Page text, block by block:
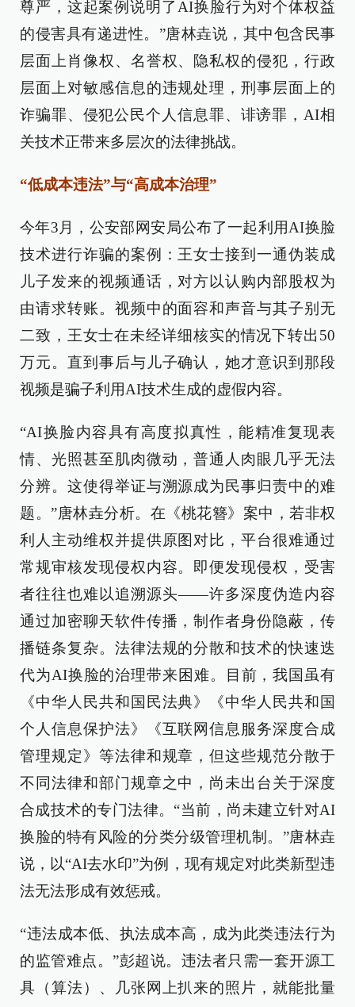
尊严，这起案例说明了AI换脸行为对个体权益
的侵害具有递进性。”唐林垚说，其中包含民事
层面上肖像权、名誉权、隐私权的侵犯，行政
层面上对敏感信息的违规处理，刑事层面上的
诈骗罪、侵犯公民个人信息罪、诽谤罪，AI相
关技术正带来多层次的法律挑战。
“低成本违法”与“高成本治理”
今年3月，公安部网安局公布了一起利用AI换脸
技术进行诈骗的案例：王女士接到一通伪装成
儿子发来的视频通话，对方以认购内部股权为
由请求转账。视频中的面容和声音与其子别无
二致，王女士在未经详细核实的情况下转出50
万元。直到事后与儿子确认，她才意识到那段
视频是骗子利用AI技术生成的虚假内容。
“AI换脸内容具有高度拟真性，能精准复现表
情、光照甚至肌肉微动，普通人肉眼几乎无法
分辨。这使得举证与溯源成为民事归责中的难
题。”唐林垚分析。在《桃花簪》案中，若非权
利人主动维权并提供原图对比，平台很难通过
常规审核发现侵权内容。即便发现侵权，受害
者往往也难以追溯源头——许多深度伪造内容
通过加密聊天软件传播，制作者身份隐蔽，传
播链条复杂。法律法规的分散和技术的快速迭
代为AI换脸的治理带来困难。目前，我国虽有
《中华人民共和国民法典》《中华人民共和国
个人信息保护法》《互联网信息服务深度合成
管理规定》等法律和规章，但这些规范分散于
不同法律和部门规章之中，尚未出台关于深度
合成技术的专门法律。“当前，尚未建立针对AI
换脸的特有风险的分类分级管理机制。”唐林垚
说，以“AI去水印”为例，现有规定对此类新型违
法无法形成有效惩戒。
“违法成本低、执法成本高，成为此类违法行为
的监管难点。”彭超说。违法者只需一套开源工
具（算法）、几张网上扒来的照片，就能批量